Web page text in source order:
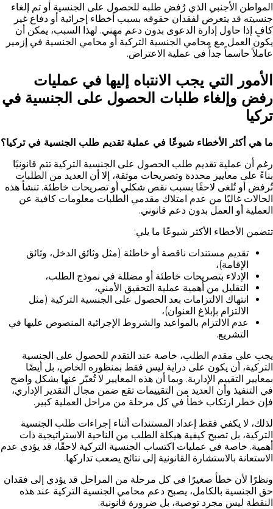
المواطن الأجنبي الذي رُفض طلبه للحصول على الجنسية أو تم إلغاء
جنسيته قد يتعرض لفقدان حقوقه بسبب أخطاء إجرائية أو دفاع غير
كافٍ إذا حاول إدارة الدعوى بدون دعم مهني. لهذا السبب، يمكن أن
يكون العمل مع محامي الجنسية التركية أو محامي الجنسية في إزمير
عاملاً حاسماً جداً في عملية الاعتراض.
الأمور التي يجب الانتباه إليها في عمليات
رفض وإلغاء طلبات الحصول على الجنسية في
تركيا
ما هي أكثر الأخطاء شيوعًا في عملية تقديم طلب الجنسية في تركيا؟
رغم أن عملية تقديم طلب الحصول على الجنسية التركية تتم قانونيًا
بناءً على معايير محددة وتصريحات موثقة، إلا أن العديد من الطلبات
تُرفض أو تُلغى لاحقًا بسبب نقص شكلي أو تصريحات خاطئة. تنشأ هذه
الحالات غالبًا من عدم امتلاك مقدمي الطلبات معلومات كافية عن
العملية أو العمل بدون دعم قانوني.
تتضمن الأخطاء الأكثر شيوعًا ما يلي:
تقديم مستندات ناقصة أو خاطئة (مثل وثائق الدخل، وثائق
الإقامة)،
الإدلاء بتصريحات خاطئة أو مضللة في نموذج الطلب،
التقليل من أهمية عملية التحقيق الأمني،
انتهاك الالتزامات بعد الحصول على الجنسية التركية (مثل
الالتزام بإبلاغ العنوان)،
عدم الالتزام بالمواعيد والشروط الإجرائية المنصوص عليها في
التشريع.
يجب على مقدم الطلب، خاصة عند التقدم للحصول على الجنسية
التركية، أن يكون على دراية ليس فقط بمنظوره الخاص، بل أيضًا
بمعايير التقييم الإدارية. وبما أن هذه المعايير لا تُعبّر عنها بشكل واضح
في التنفيذ وأن العديد من التقييمات تقع ضمن مجال التقدير الإداري،
فإن خطر ارتكاب خطأ في كل مرحلة من مراحل العملية كبير.
لذلك، لا يكفي فقط إعداد المستندات أثناء إجراءات طلب الجنسية
التركية، بل تصبح كيفية هيكلة الطلب من الناحية الاستراتيجية ذات
أهمية. خاصة في عمليات اكتساب الجنسية التركية لاحقًا، قد يؤدي عدم
الاستعانة بالاستشارة القانونية إلى نتائج يصعب تداركها.
ونظرًا لأن خطأ صغيرًا في كل مرحلة من المراحل قد يؤدي إلى فقدان
حق الجنسية بالكامل، يصبح دعم محامي الجنسية التركية عند هذه
النقطة ليس مجرد توصية، بل ضرورة قانونية.